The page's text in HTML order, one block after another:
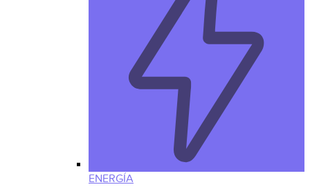
ENERGÍA